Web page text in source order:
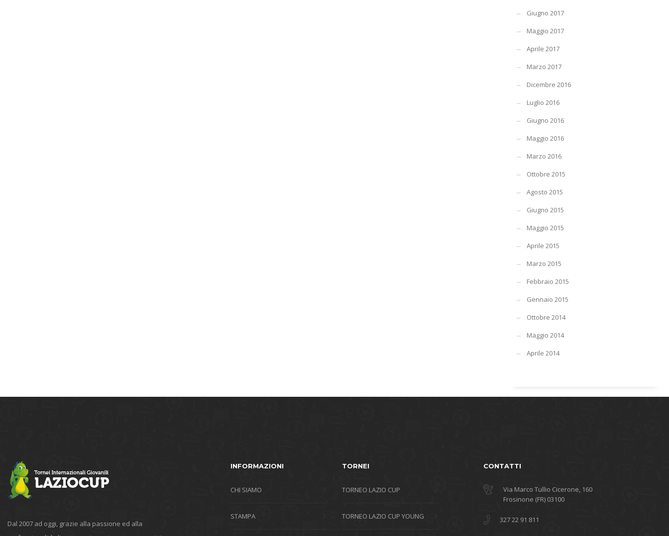
Giugno 2017
Maggio 2017
Aprile 2017
Marzo 2017
Dicembre 2016
Luglio 2016
Giugno 2016
Maggio 2016
Marzo 2016
Ottobre 2015
Agosto 2015
Giugno 2015
Maggio 2015
Aprile 2015
Marzo 2015
Febbraio 2015
Gennaio 2015
Ottobre 2014
Maggio 2014
Aprile 2014
Dal 2007 ad oggi, grazie alla passione ed alla
INFORMAZIONI
CHI SIAMO
STAMPA
TORNEI
TORNEO LAZIO CUP
TORNEO LAZIO CUP YOUNG
CONTATTI
Via Marco Tullio Cicerone, 160
Frosinone (FR) 03100
327 22 91 811